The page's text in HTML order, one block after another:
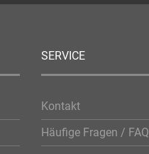
SERVICE
Kontakt
Häufige Fragen / FAQ